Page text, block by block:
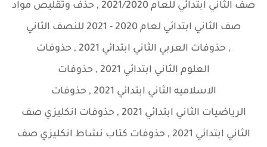
صف الثاني ابتدائي للعام 2021/2020 , حذف وتقليص مواد
صف الثاني ابتدائي لعام 2020 - 2021 للنصف الثاني
,
حذوفات العربي الثاني ابتدائي 2021 , حذوفات
العلوم
الثاني ابتدائي 2021 , حذوفات
الاسلاميه
الثاني ابتدائي 2021 , حذوفات
الرياضيات الثاني ابتدائي 2021 ,
حذوفات انكليزي صف
الثاني ابتدائي 2021 , حذوفات كتاب نشاط انكليزي صف